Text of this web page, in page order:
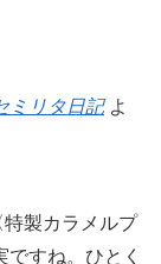
ミリタ日記 よ
製カラメルプ
すね。ひとく